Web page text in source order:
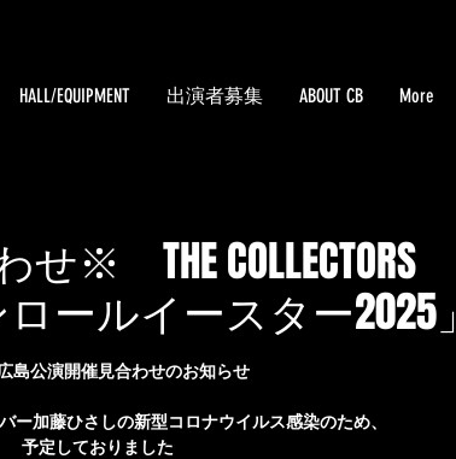
HALL/EQUIPMENT 出演者募集 ABOUT CB More
※ THE COLLECTORS
ロールイースター2025」
島公演開催見合わせのお知らせ
ー加藤ひさしの新型コロナウイルス感染のため、
予定しておりました